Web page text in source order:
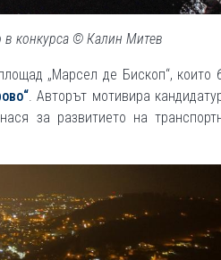
в конкурса © Калин Митев
„Марсел де Бископ“, които
. Авторът мотивира
за развитието на